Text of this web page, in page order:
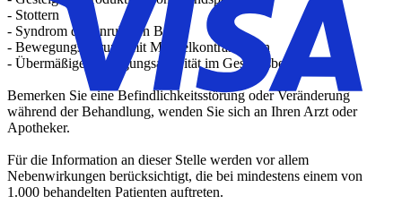
- Stottern
- Syndrom der unruhigen Beine
- Bewegungsstörung mit Muskelkontraktionen
- Übermäßige Bewegungsaktivität im Gesichtsbereich
Bemerken Sie eine Befindlichkeitsstörung oder Veränderung
während der Behandlung, wenden Sie sich an Ihren Arzt oder
Apotheker.
Für die Information an dieser Stelle werden vor allem
Nebenwirkungen berücksichtigt, die bei mindestens einem von
1.000 behandelten Patienten auftreten.